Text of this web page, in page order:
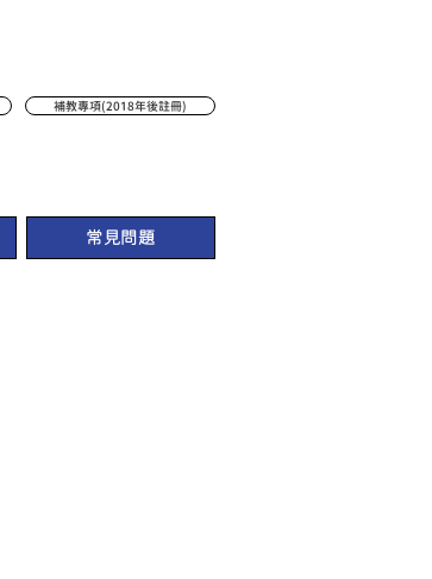
補教專項(2018年後註冊)
常見問題